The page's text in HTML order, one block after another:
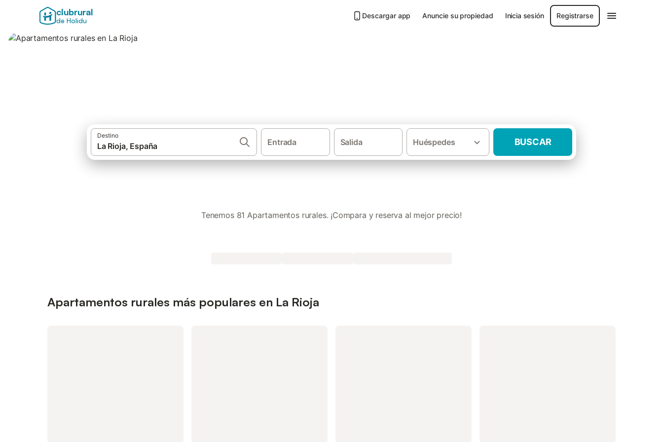
clubrural
de Holidu
Descargar app Anuncie su propiedad Inicia sesión Registrarse
Destino
Entrada Salida Huéspedes BUSCAR
Tenemos 81 Apartamentos rurales. ¡Compara y reserva al mejor precio!
Apartamentos rurales más populares en La Rioja